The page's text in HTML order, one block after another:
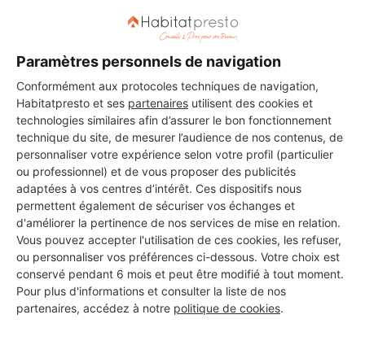
Paramètres personnels de navigation
Conformément aux protocoles techniques de navigation,
Habitatpresto et ses partenaires utilisent des cookies et
technologies similaires afin d’assurer le bon fonctionnement
technique du site, de mesurer l’audience de nos contenus, de
personnaliser votre expérience selon votre profil (particulier
ou professionnel) et de vous proposer des publicités
adaptées à vos centres d’intérêt. Ces dispositifs nous
permettent également de sécuriser vos échanges et
d'améliorer la pertinence de nos services de mise en relation.
Vous pouvez accepter l'utilisation de ces cookies, les refuser,
ou personnaliser vos préférences ci-dessous. Votre choix est
conservé pendant 6 mois et peut être modifié à tout moment.
Pour plus d'informations et consulter la liste de nos
partenaires, accédez à notre politique de cookies.
Aucun autre professionnel disponible dans cette zone